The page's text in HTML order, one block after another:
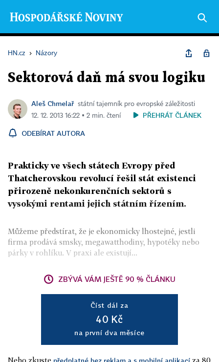
HN.cz › Názory
Sektorová daň má svou logiku
Aleš Chmelař státní tajemník pro evropské záležitosti
12. 12. 2013 16:22 ▪ 2 min. čtení
PŘEHRÁT ČLÁNEK
ODEBÍRAT AUTORA
Prakticky ve všech státech Evropy před
Thatcherovskou revolucí řešil stát existenci
přirozeně nekonkurenčních sektorů s
vysokými rentami jejich státním řízením.
Můžeme předstírat, že je ekonomicky lhostejné, jestli
firma prodává smsky, megawatthodiny, hypotéky nebo
párky v rohlíku. V praxi ale existují...
ZBÝVÁ VÁM JEŠTĚ 90 % ČLÁNKU
Číst dál za
40 Kč
na první dva měsíce
Nebo zkuste předplatné bez reklam a s mobilní aplikací za 80